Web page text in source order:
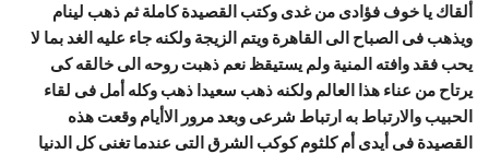
ألقاك يا خوف فؤادى من غدى وكتب القصيدة كاملة ثم ذهب لينام
ويذهب فى الصباح الى القاهرة ويتم الزيجة ولكنه جاء عليه الغد بما لا
يحب فقد وافته المنية ولم يستيقظ نعم ذهبت روحه الى خالقه كى
يرتاح من عناء هذا العالم ولكنه ذهب سعيدا ذهب وكله أمل فى لقاء
الحبيب والارتباط به ارتباط شرعى وبعد مرور الاأيام وقعت هذه
القصيدة فى أيدى أم كلثوم كوكب الشرق التى عندما تغنى كل الدنيا